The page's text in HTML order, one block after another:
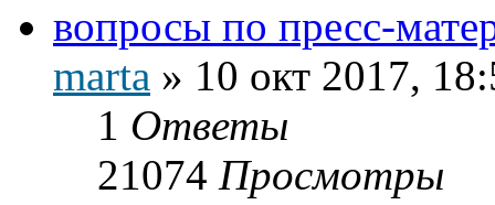
вопросы по пресс-
marta » 10 окт 2017,
1 Ответы
21074 Просмотры